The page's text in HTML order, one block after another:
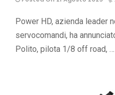
Power HD, azienda leader
servocomandi, ha
Polito, pilota 1/8 off road, …